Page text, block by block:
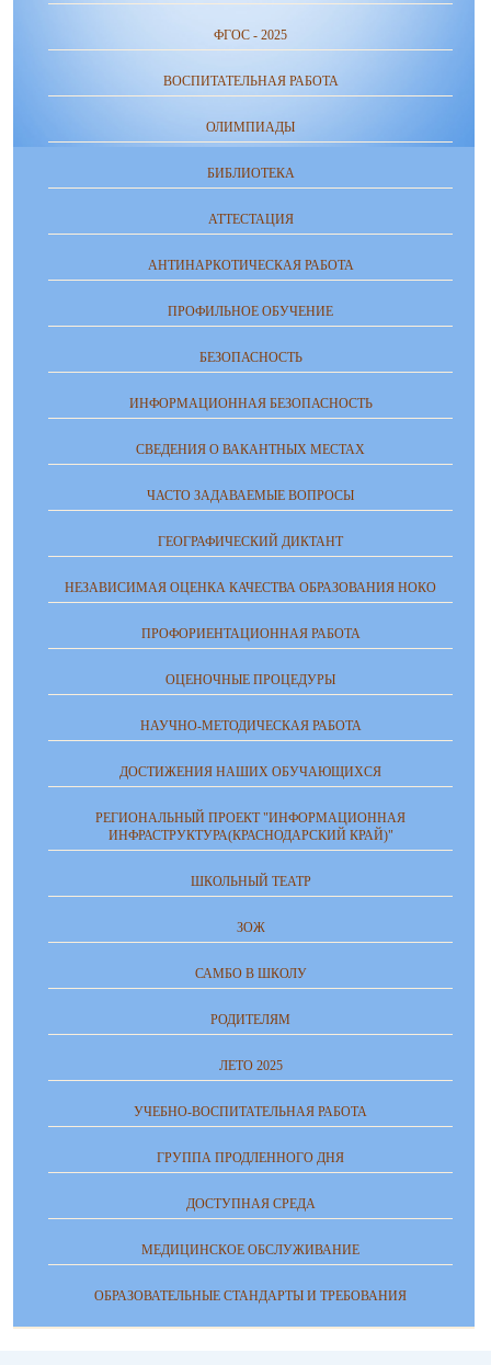
ФГОС - 2025
ВОСПИТАТЕЛЬНАЯ РАБОТА
ОЛИМПИАДЫ
БИБЛИОТЕКА
АТТЕСТАЦИЯ
АНТИНАРКОТИЧЕСКАЯ РАБОТА
ПРОФИЛЬНОЕ ОБУЧЕНИЕ
БЕЗОПАСНОСТЬ
ИНФОРМАЦИОННАЯ БЕЗОПАСНОСТЬ
СВЕДЕНИЯ О ВАКАНТНЫХ МЕСТАХ
ЧАСТО ЗАДАВАЕМЫЕ ВОПРОСЫ
ГЕОГРАФИЧЕСКИЙ ДИКТАНТ
НЕЗАВИСИМАЯ ОЦЕНКА КАЧЕСТВА ОБРАЗОВАНИЯ НОКО
ПРОФОРИЕНТАЦИОННАЯ РАБОТА
ОЦЕНОЧНЫЕ ПРОЦЕДУРЫ
НАУЧНО-МЕТОДИЧЕСКАЯ РАБОТА
ДОСТИЖЕНИЯ НАШИХ ОБУЧАЮЩИХСЯ
РЕГИОНАЛЬНЫЙ ПРОЕКТ "ИНФОРМАЦИОННАЯ
ИНФРАСТРУКТУРА(КРАСНОДАРСКИЙ КРАЙ)"
ШКОЛЬНЫЙ ТЕАТР
ЗОЖ
САМБО В ШКОЛУ
РОДИТЕЛЯМ
ЛЕТО 2025
УЧЕБНО-ВОСПИТАТЕЛЬНАЯ РАБОТА
ГРУППА ПРОДЛЕННОГО ДНЯ
ДОСТУПНАЯ СРЕДА
МЕДИЦИНСКОЕ ОБСЛУЖИВАНИЕ
ОБРАЗОВАТЕЛЬНЫЕ СТАНДАРТЫ И ТРЕБОВАНИЯ